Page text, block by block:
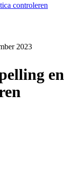
controleren
2023
en